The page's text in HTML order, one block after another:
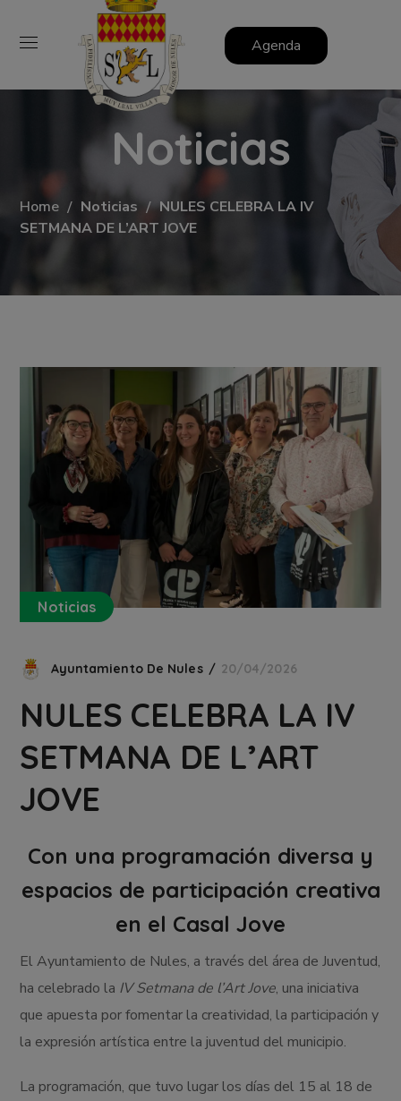
Agenda
Noticias
Home Noticias
NULES CELEBRA LA IV
SETMANA DE L’ART JOVE
Noticias
Ayuntamiento De Nules 20/04/2026
NULES CELEBRA LA IV
SETMANA DE L’ART
JOVE
Con una programación diversa y
espacios de participación creativa
en el Casal Jove
El Ayuntamiento de Nules, a través del área de Juventud,
ha celebrado la IV Setmana de l’Art Jove, una iniciativa
que apuesta por fomentar la creatividad, la participación y
la expresión artística entre la juventud del municipio.
La programación, que tuvo lugar los días del 15 al 18 de